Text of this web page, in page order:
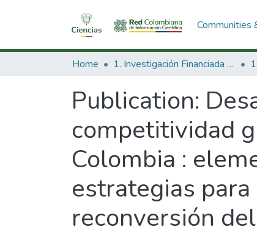
Communities
Home 1. Investigación Financiada con Recursos Públicos
Publication:
competitividad
Colombia :
estrategias
reconversión